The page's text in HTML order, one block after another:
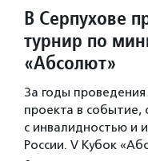
В Серпухове
турнир по
«Абсолют»
За годы
проекта в
с инвалидностью и
России. V Кубок